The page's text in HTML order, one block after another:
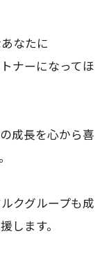
なたに
ナーになってほ
成長を心から喜
クグループも成
します。